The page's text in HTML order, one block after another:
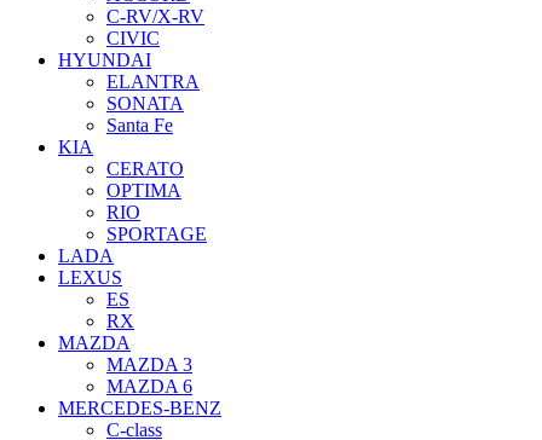
C-RV/X-RV
CIVIC
HYUNDAI
ELANTRA
SONATA
Santa Fe
KIA
CERATO
OPTIMA
RIO
SPORTAGE
LADA
LEXUS
ES
RX
MAZDA
MAZDA 3
MAZDA 6
MERCEDES-BENZ
C-class